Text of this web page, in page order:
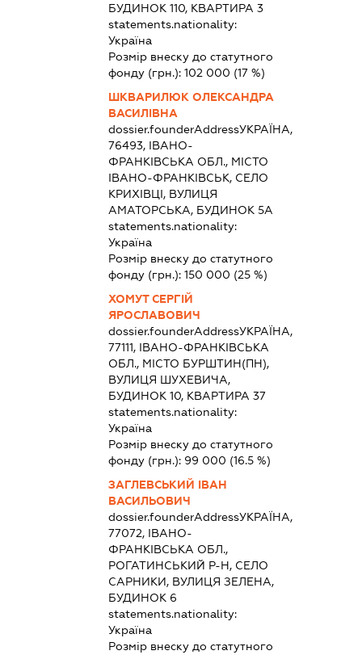
БУДИНОК 110, КВАРТИРА 3
statements.nationality:
Україна
Розмір внеску до статутного
фонду (грн.):102 000 (17 %)
ШКВАРИЛЮК ОЛЕКСАНДРА
ВАСИЛІВНА
dossier.founderAddressУКРАЇНА,
76493, ІВАНО-
ФРАНКІВСЬКА ОБЛ., МІСТО
ІВАНО-ФРАНКІВСЬК, СЕЛО
КРИХІВЦІ, ВУЛИЦЯ
АМАТОРСЬКА, БУДИНОК 5А
statements.nationality:
Україна
Розмір внеску до статутного
фонду (грн.):150 000 (25 %)
ХОМУТ СЕРГІЙ
ЯРОСЛАВОВИЧ
dossier.founderAddressУКРАЇНА,
77111, ІВАНО-ФРАНКІВСЬКА
ОБЛ., МІСТО БУРШТИН(ПН),
ВУЛИЦЯ ШУХЕВИЧА,
БУДИНОК 10, КВАРТИРА 37
statements.nationality:
Україна
Розмір внеску до статутного
фонду (грн.): 99 000 (16.5 %)
ЗАГЛЕВСЬКИЙ ІВАН
ВАСИЛЬОВИЧ
dossier.founderAddressУКРАЇНА,
77072, ІВАНО-
ФРАНКІВСЬКА ОБЛ.,
РОГАТИНСЬКИЙ Р-Н, СЕЛО
САРНИКИ, ВУЛИЦЯ ЗЕЛЕНА,
БУДИНОК 6
statements.nationality:
Україна
Розмір внеску до статутного